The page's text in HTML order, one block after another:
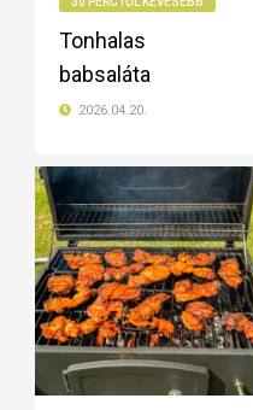
Tonhalas
babsaláta
2026.04.20.